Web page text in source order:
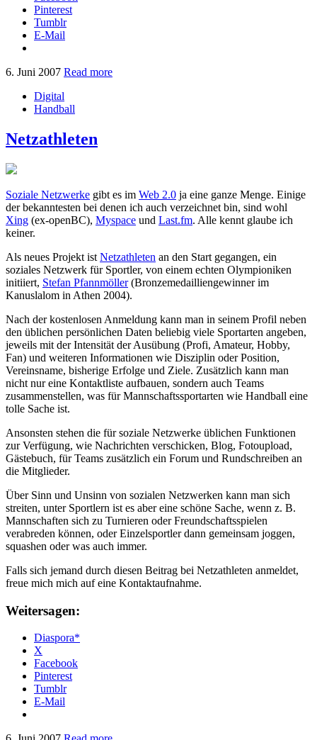
Pinterest
Tumblr
E-Mail
6. Juni 2007 Read more
Digital
Handball
Netzathleten
Soziale Netzwerke gibt es im Web 2.0 ja eine ganze Menge. Einige
der bekanntesten bei denen ich auch verzeichnet bin, sind wohl
Xing (ex-openBC), Myspace und Last.fm. Alle kennt glaube ich
keiner.
Als neues Projekt ist Netzathleten an den Start gegangen, ein
soziales Netzwerk für Sportler, von einem echten Olympioniken
initiiert, Stefan Pfannmöller(Bronzemedailliengewinner im
Kanuslalom in Athen 2004).
Nach der kostenlosen Anmeldung kann man in seinem Profil neben
den üblichen persönlichen Daten beliebig viele Sportarten angeben,
jeweils mit der Intensität der Ausübung (Profi, Amateur, Hobby,
Fan) und weiteren Informationen wie Disziplin oder Position,
Vereinsname, bisherige Erfolge und Ziele. Zusätzlich kann man
nicht nur eine Kontaktliste aufbauen, sondern auch Teams
zusammenstellen, was für Mannschaftssportarten wie Handball eine
tolle Sache ist.
Ansonsten stehen die für soziale Netzwerke üblichen Funktionen
zur Verfügung, wie Nachrichten verschicken, Blog, Fotoupload,
Gästebuch, für Teams zusätzlich ein Forum und Rundschreiben an
die Mitglieder.
Über Sinn und Unsinn von sozialen Netzwerken kann man sich
streiten, unter Sportlern ist es aber eine schöne Sache, wenn z. B.
Mannschaften sich zu Turnieren oder Freundschaftsspielen
verabreden können, oder Einzelsportler dann gemeinsam joggen,
squashen oder was auch immer.
Falls sich jemand durch diesen Beitrag bei Netzathleten anmeldet,
freue mich mich auf eine Kontaktaufnahme.
Weitersagen:
Diaspora*
X
Facebook
Pinterest
Tumblr
E-Mail